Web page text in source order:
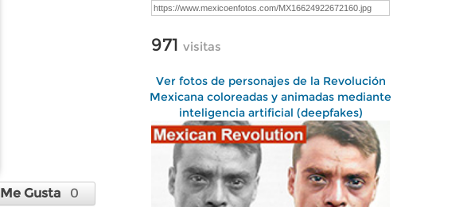
Me Gusta 0
971 visitas
Ver fotos de personajes de la Revolución
Mexicana coloreadas y animadas mediante
inteligencia artificial (deepfakes)